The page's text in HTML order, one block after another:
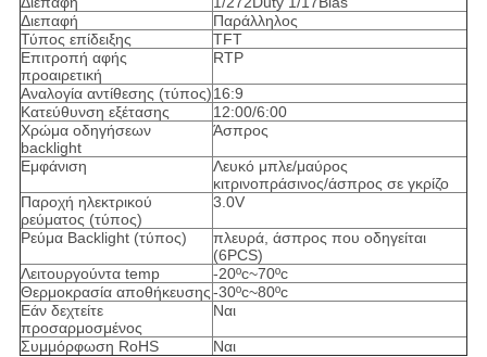
Διεπαφή
Παράλληλος
Τύπος επίδειξης
TFT
Επιτροπή αφής
προαιρετική
RTP
Αναλογία αντίθεσης (τύπος)16:9
Κατεύθυνση εξέτασης
12:00/6:00
Χρώμα οδηγήσεων
backlight
Άσπρος
Εμφάνιση
Λευκό μπλε/μαύρος
κιτρινοπράσινος/άσπρος σε γκρίζο
Παροχή ηλεκτρικού
ρεύματος (τύπος)
3.0V
Ρεύμα Backlight (τύπος)
πλευρά, άσπρος που οδηγείται
(6PCS)
Λειτουργούντα temp
-20ºc~70ºc
Θερμοκρασία αποθήκευσης-30ºc~80ºc
Εάν δεχτείτε
προσαρμοσμένος
Ναι
Συμμόρφωση RoHS Ναι